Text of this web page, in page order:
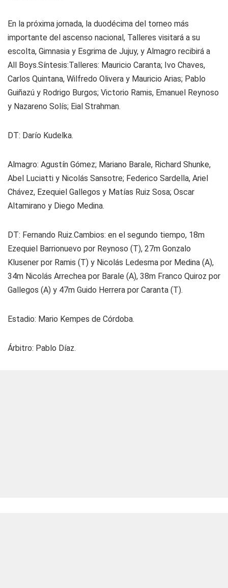
En la próxima jornada, la duodécima del torneo más
importante del ascenso nacional, Talleres visitará a su
escolta, Gimnasia y Esgrima de Jujuy, y Almagro recibirá a
All Boys.Síntesis:Talleres: Mauricio Caranta; Ivo Chaves,
Carlos Quintana, Wilfredo Olivera y Mauricio Arias; Pablo
Guiñazú y Rodrigo Burgos; Victorio Ramis, Emanuel Reynoso
y Nazareno Solís; Eial Strahman.
DT: Darío Kudelka.
Almagro: Agustín Gómez; Mariano Barale, Richard Shunke,
Abel Luciatti y Nicolás Sansotre; Federico Sardella, Ariel
Chávez, Ezequiel Gallegos y Matías Ruiz Sosa; Oscar
Altamirano y Diego Medina.
DT: Fernando Ruiz.Cambios: en el segundo tiempo, 18m
Ezequiel Barrionuevo por Reynoso (T), 27m Gonzalo
Klusener por Ramis (T) y Nicolás Ledesma por Medina (A),
34m Nicolás Arrechea por Barale (A), 38m Franco Quiroz por
Gallegos (A) y 47m Guido Herrera por Caranta (T).
Estadio: Mario Kempes de Córdoba.
Árbitro: Pablo Díaz.